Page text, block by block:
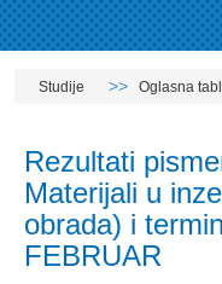
Studije Oglasna
Rezultati
Materijali u
obrada) i
FEBRUAR